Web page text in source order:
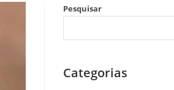
Pesquisar
Categorias